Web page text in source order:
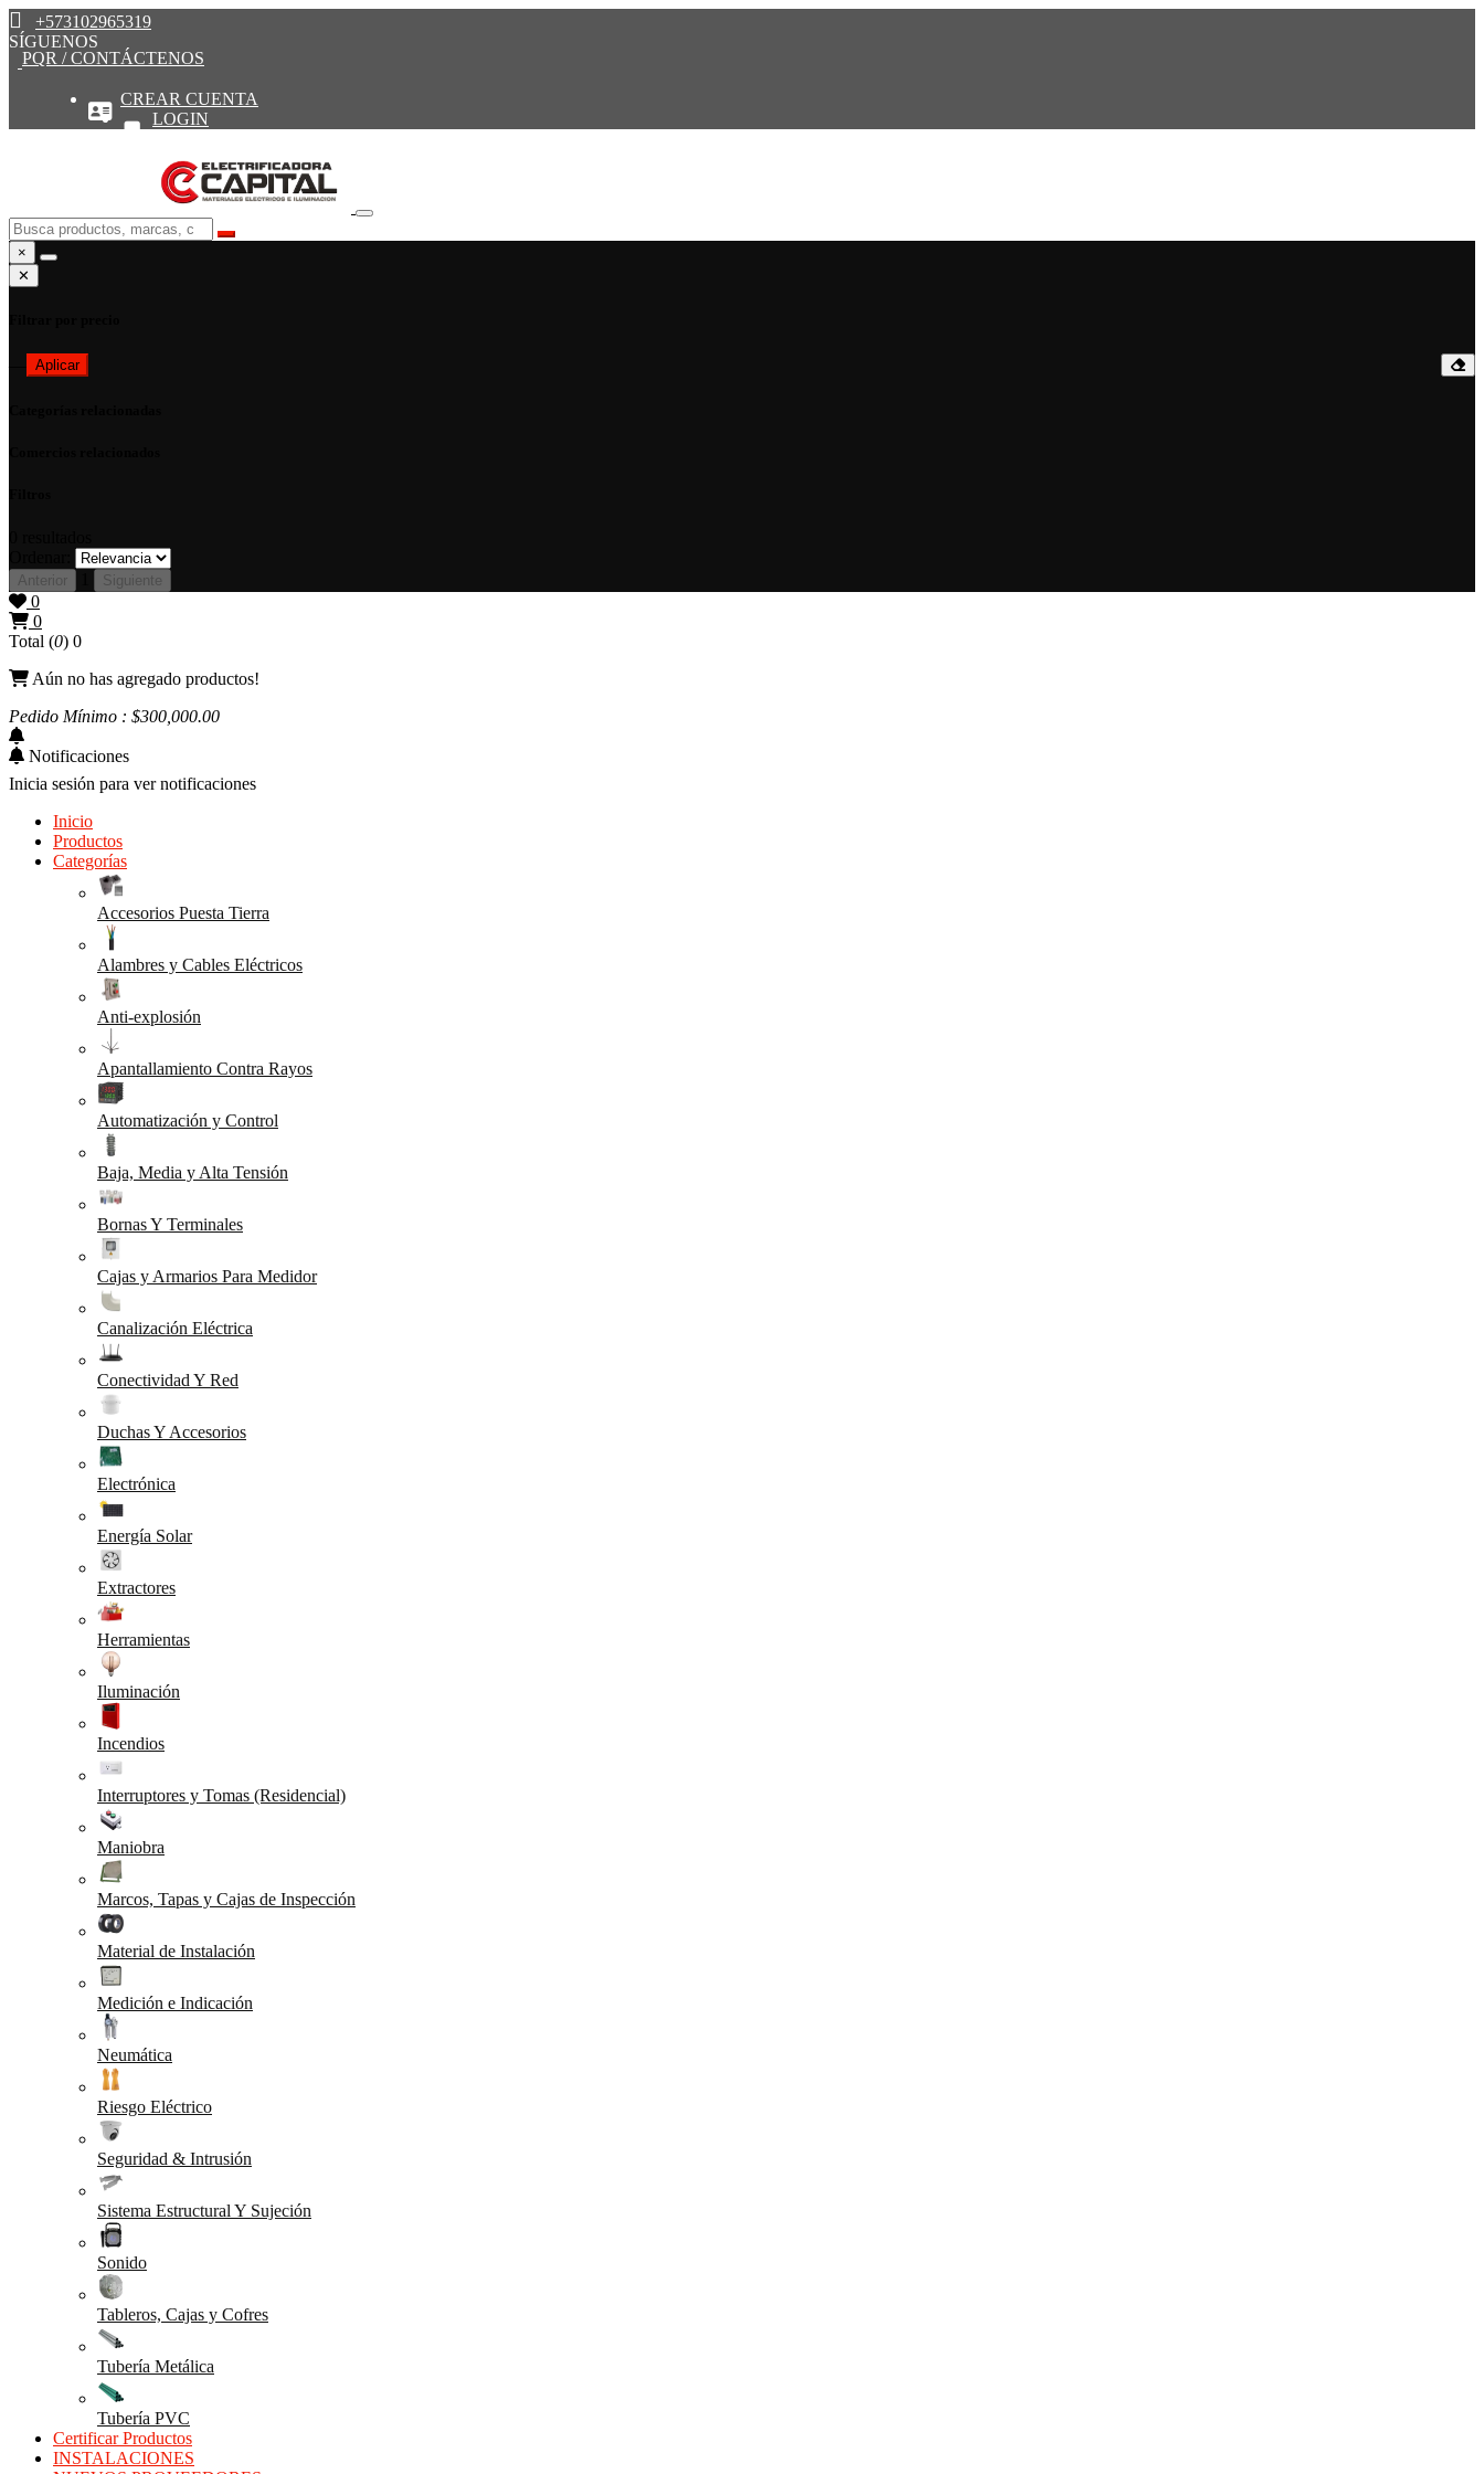
+573102965319
SÍGUENOS
PQR / CONTÁCTENOS
CREAR CUENTA
LOGIN
×
✕
Aplicar
Anterior Siguiente
0
0
Total (0) 0
Aún no has agregado productos!
Pedido Mínimo : $300,000.00
Notificaciones
Inicia sesión para ver notificaciones
Inicio
Productos
Categorías
Accesorios Puesta Tierra
Alambres y Cables Eléctricos
Anti-explosión
Apantallamiento Contra Rayos
Automatización y Control
Baja, Media y Alta Tensión
Bornas Y Terminales
Cajas y Armarios Para Medidor
Canalización Eléctrica
Conectividad Y Red
Duchas Y Accesorios
Electrónica
Energía Solar
Extractores
Herramientas
Iluminación
Incendios
Interruptores y Tomas (Residencial)
Maniobra
Marcos, Tapas y Cajas de Inspección
Material de Instalación
Medición e Indicación
Neumática
Riesgo Eléctrico
Seguridad & Intrusión
Sistema Estructural Y Sujeción
Sonido
Tableros, Cajas y Cofres
Tubería Metálica
Tubería PVC
Certificar Productos
INSTALACIONES